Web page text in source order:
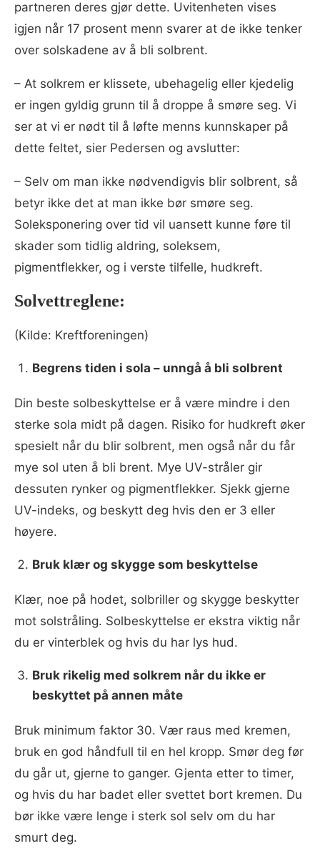
partneren deres gjør dette. Uvitenheten vises
igjen når 17 prosent menn svarer at de ikke tenker
over solskadene av å bli solbrent.
– At solkrem er klissete, ubehagelig eller kjedelig
er ingen gyldig grunn til å droppe å smøre seg. Vi
ser at vi er nødt til å løfte menns kunnskaper på
dette feltet, sier Pedersen og avslutter:
– Selv om man ikke nødvendigvis blir solbrent, så
betyr ikke det at man ikke bør smøre seg.
Soleksponering over tid vil uansett kunne føre til
skader som tidlig aldring, soleksem,
pigmentflekker, og i verste tilfelle, hudkreft.
Solvettreglene:
(Kilde: Kreftforeningen)
Begrens tiden i sola – unngå å bli solbrent
Din beste solbeskyttelse er å være mindre i den
sterke sola midt på dagen. Risiko for hudkreft øker
spesielt når du blir solbrent, men også når du får
mye sol uten å bli brent. Mye UV-stråler gir
dessuten rynker og pigmentflekker. Sjekk gjerne
UV-indeks, og beskytt deg hvis den er 3 eller
høyere.
Bruk klær og skygge som beskyttelse
Klær, noe på hodet, solbriller og skygge beskytter
mot solstråling. Solbeskyttelse er ekstra viktig når
du er vinterblek og hvis du har lys hud.
Bruk rikelig med solkrem når du ikke er
beskyttet på annen måte
Bruk minimum faktor 30. Vær raus med kremen,
bruk en god håndfull til en hel kropp. Smør deg før
du går ut, gjerne to ganger. Gjenta etter to timer,
og hvis du har badet eller svettet bort kremen. Du
bør ikke være lenge i sterk sol selv om du har
smurt deg.